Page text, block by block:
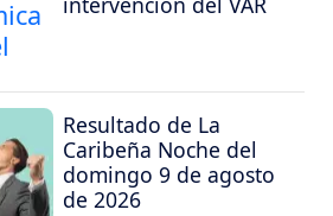
Resultado de La
Caribeña Noche del
domingo 9 de agosto
de 2026